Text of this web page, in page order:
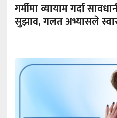
गर्मीमा व्यायाम गर्दा
सुझाव, गलत अभ्यासले